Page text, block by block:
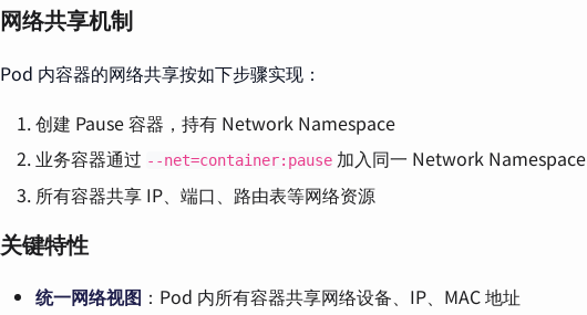
网络共享机制
Pod 内容器的网络共享按如下步骤实现：
创建 Pause 容器，持有 Network Namespace
业务容器通过 --net=container:pause 加入同一 Network Namespace
所有容器共享 IP、端口、路由表等网络资源
关键特性
统一网络视图 ：Pod 内所有容器共享网络设备、IP、MAC 地址